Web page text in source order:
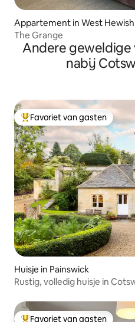
Appartement in West Hewish
The Grange
Andere
nabij
Topfavoriet van gasten
Favoriet van gasten
Huisje in Painswick
Rustig, volledig huisje in
Favoriet van gasten